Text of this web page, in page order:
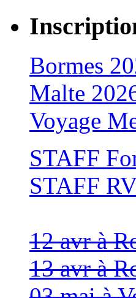
Bormes
Malte
Voyage
STAFF
STAFF
12 avr à
13 avr à